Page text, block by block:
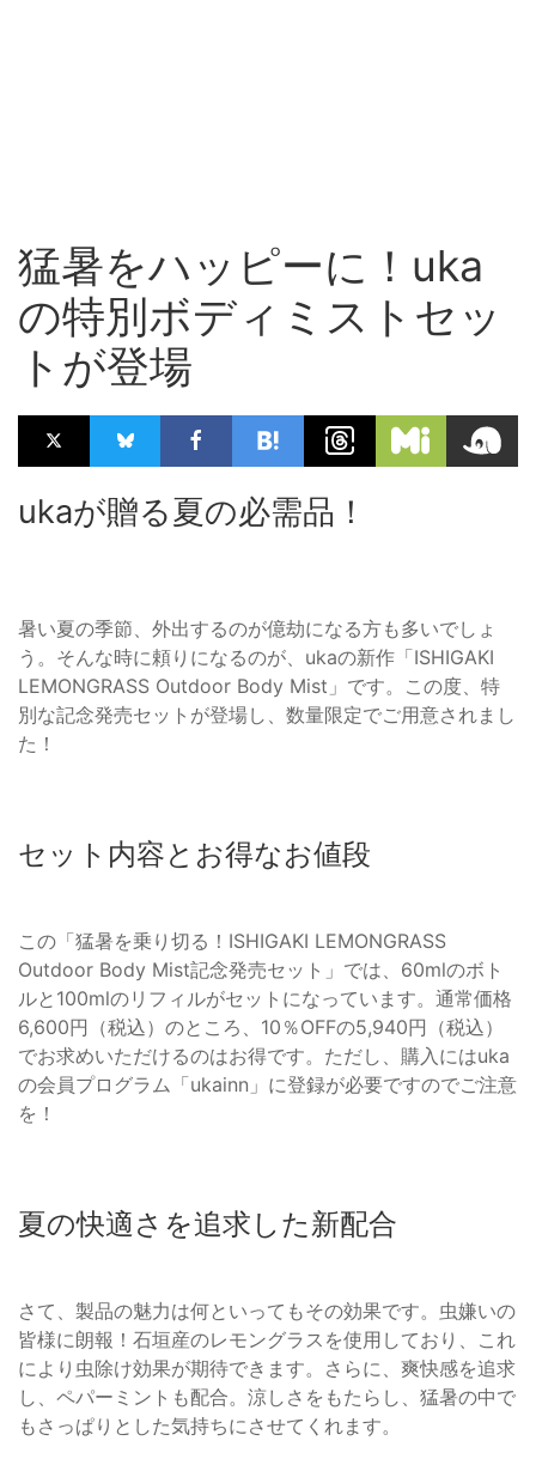
猛暑をハッピーに！uka
の特別ボディミストセッ
トが登場
ukaが贈る夏の必需品！
暑い夏の季節、外出するのが億劫になる方も多いでしょ
う。そんな時に頼りになるのが、ukaの新作「ISHIGAKI
LEMONGRASS Outdoor Body Mist」です。この度、特
別な記念発売セットが登場し、数量限定でご用意されまし
た！
セット内容とお得なお値段
この「猛暑を乗り切る！ISHIGAKI LEMONGRASS
Outdoor Body Mist記念発売セット」では、60mlのボト
ルと100mlのリフィルがセットになっています。通常価格
6,600円（税込）のところ、10％OFFの5,940円（税込）
でお求めいただけるのはお得です。ただし、購入にはuka
の会員プログラム「ukainn」に登録が必要ですのでご注意
を！
夏の快適さを追求した新配合
さて、製品の魅力は何といってもその効果です。虫嫌いの
皆様に朗報！石垣産のレモングラスを使用しており、これ
により虫除け効果が期待できます。さらに、爽快感を追求
し、ペパーミントも配合。涼しさをもたらし、猛暑の中で
もさっぱりとした気持ちにさせてくれます。